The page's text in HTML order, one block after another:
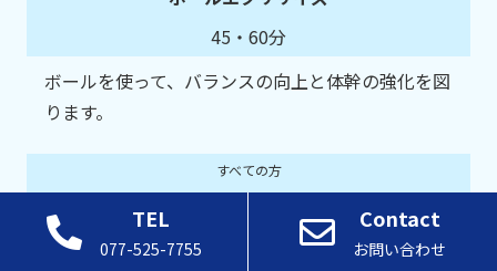
TEL
077-525-7755
Contact
お問い合わせ
45・60分
ボールを使って、バランスの向上と体幹の強化を図
ります。
すべての方